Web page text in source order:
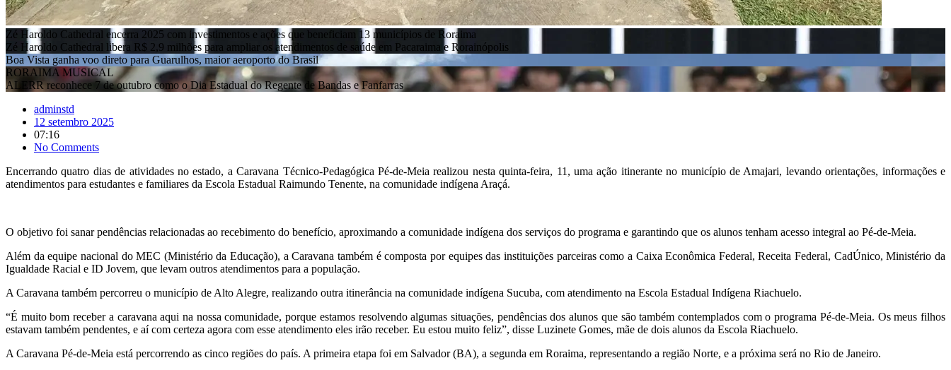
Zé Haroldo Cathedral encerra 2025 com investimentos e ações que beneficiam 13 municípios de Roraima
Zé Haroldo Cathedral libera R$ 2,9 milhões para ampliar os atendimentos de saúde em Pacaraima e Rorainópolis
Boa Vista ganha voo direto para Guarulhos, maior aeroporto do Brasil
RORAIMA MUSICAL
ALERR reconhece 7 de outubro como o Dia Estadual do Regente de Bandas e Fanfarras
12 setembro 2025
07:16
No Comments
atendimentos para estudantes e familiares da Escola Estadual Raimundo Tenente, na comunidade indígena Araçá.
Igualdade Racial e ID Jovem, que levam outros atendimentos para a população.
estavam também pendentes, e aí com certeza agora com esse atendimento eles irão receber. Eu estou muito feliz”, disse Luzinete Gomes, mãe de dois alunos da Escola Riachuelo.